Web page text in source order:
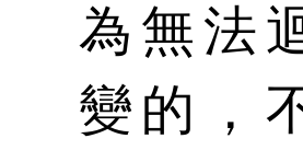
為無法
變的，